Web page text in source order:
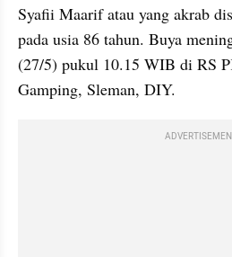
Syafii Maarif atau yang akrab
pada usia 86 tahun. Buya
(27/5) pukul 10.15 WIB di RS
Gamping, Sleman, DIY.